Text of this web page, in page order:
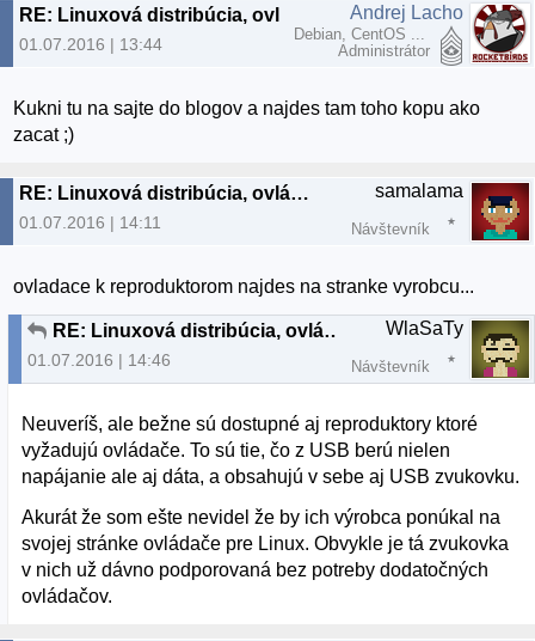
01.07.2016 | 13:44
Andrej Lacho
Debian, CentOS ...
Administrátor
Kukni tu na sajte do blogov a najdes tam toho kopu ako
zacat ;)
RE: Linuxová distribúcia, ovládače...
01.07.2016 | 14:11
samalama
Návštevník
ovladace k reproduktorom najdes na stranke vyrobcu...
RE: Linuxová distribúcia, ovládače...
01.07.2016 | 14:46
WlaSaTy
Návštevník
Neuveríš, ale bežne sú dostupné aj reproduktory ktoré
vyžadujú ovládače. To sú tie, čo z USB berú nielen
napájanie ale aj dáta, a obsahujú v sebe aj USB zvukovku.
Akurát že som ešte nevidel že by ich výrobca ponúkal na
svojej stránke ovládače pre Linux. Obvykle je tá zvukovka
v nich už dávno podporovaná bez potreby dodatočných
ovládačov.